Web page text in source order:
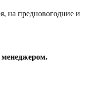
на предновогодние и
менеджером.